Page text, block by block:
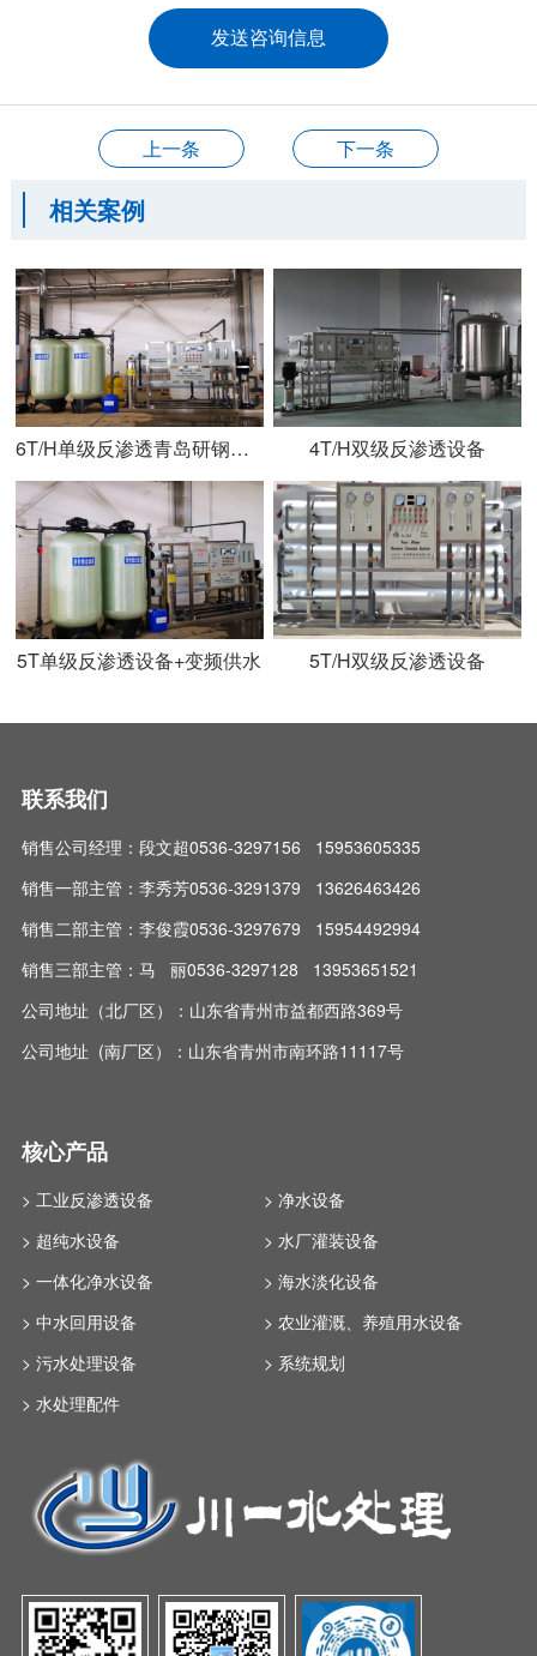
上一条 下一条
相关案例
6T/H单级反渗透青岛研钢直饮水项目 4T/H双级反渗透设备
5T单级反渗透设备+变频供水 5T/H双级反渗透设备
联系我们
销售公司经理：段文超0536-3297156 15953605335
销售一部主管：李秀芳0536-3291379 13626463426
销售二部主管：李俊霞0536-3297679 15954492994
销售三部主管：马 丽0536-3297128 13953651521
公司地址（北厂区）：山东省青州市益都西路369号
公司地址 (南厂区）：山东省青州市南环路11117号
核心产品
> 工业反渗透设备
> 净水设备
> 超纯水设备
> 水厂灌装设备
> 一体化净水设备
> 海水淡化设备
> 中水回用设备
> 农业灌溉、养殖用水设备
> 污水处理设备
> 系统规划
> 水处理配件